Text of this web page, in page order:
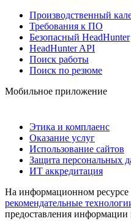
Производственный
Требования к ПО
Безопасный HeadHunter
HeadHunter API
Поиск работы
Поиск по резюме
Мобильное приложение
Этика и комплаенс
Оказание услуг
Использование сайтов
Защита персональных
ИТ аккредитация
На информационном ресурсе
рекомендательные
предоставления информации